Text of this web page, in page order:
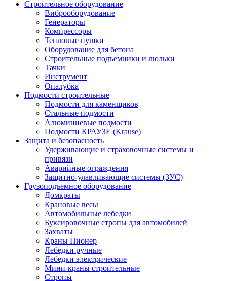
Строительное оборудование
Виброоборудование
Генераторы
Компрессоры
Тепловые пушки
Оборудование для бетона
Строительные подъемники и люльки
Тачки
Инструмент
Опалубка
Подмости строительные
Подмости для каменщиков
Стальные подмости
Алюминиевые подмости
Подмости КРАУЗЕ (Krause)
Защита и безопасность
Удерживающие и страховочные системы и
привязи
Аварийные ограждения
Защитно-улавливающие системы (ЗУС)
Грузоподъемное оборудование
Домкраты
Крановые весы
Автомобильные лебедки
Буксировочные стропы для автомобилей
Захваты
Краны Пионер
Лебедки ручные
Лебедки электрические
Мини-краны строительные
Стропы